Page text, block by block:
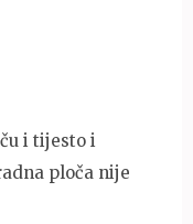
i tijesto i
ploča nije